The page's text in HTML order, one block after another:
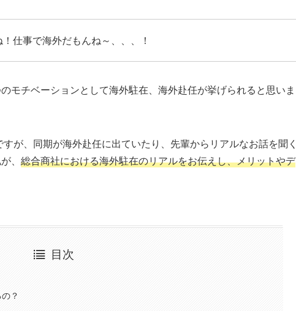
仕事で海外だもんね～、、、！
モチベーションとして海外駐在、海外赴任が挙げられると思いま
が、同期が海外赴任に出ていたり、先輩からリアルなお話を聞く
、 総合商社における海外駐在のリアルをお伝えし、メリットやデ
目次
？